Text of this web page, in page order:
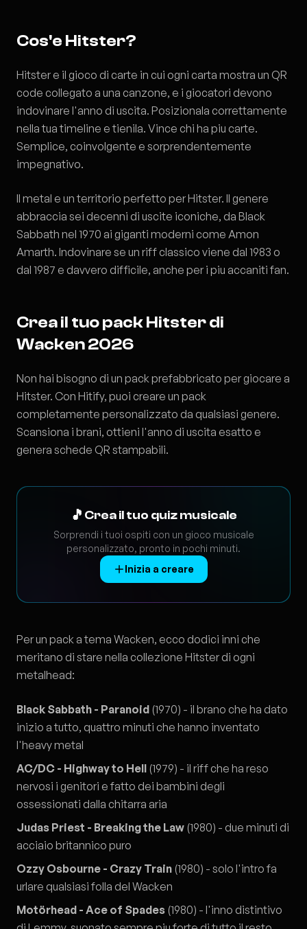
Cos'e Hitster?
Hitster e il gioco di carte in cui ogni carta mostra un QR
code collegato a una canzone, e i giocatori devono
indovinare l'anno di uscita. Posizionala correttamente
nella tua timeline e tienila. Vince chi ha piu carte.
Semplice, coinvolgente e sorprendentemente
impegnativo.
Il metal e un territorio perfetto per Hitster. Il genere
abbraccia sei decenni di uscite iconiche, da Black
Sabbath nel 1970 ai giganti moderni come Amon
Amarth. Indovinare se un riff classico viene dal 1983 o
dal 1987 e davvero difficile, anche per i piu accaniti fan.
Crea il tuo pack Hitster di
Wacken 2026
Non hai bisogno di un pack prefabbricato per giocare a
Hitster. Con Hitify, puoi creare un pack
completamente personalizzato da qualsiasi genere.
Scansiona i brani, ottieni l'anno di uscita esatto e
genera schede QR stampabili.
🎵 Crea il tuo quiz musicale
Sorprendi i tuoi ospiti con un gioco musicale
personalizzato, pronto in pochi minuti.
Inizia a creare
Per un pack a tema Wacken, ecco dodici inni che
meritano di stare nella collezione Hitster di ogni
metalhead:
Black Sabbath - Paranoid (1970) - il brano che ha dato
inizio a tutto, quattro minuti che hanno inventato
l'heavy metal
AC/DC - Highway to Hell (1979) - il riff che ha reso
nervosi i genitori e fatto dei bambini degli
ossessionati dalla chitarra aria
Judas Priest - Breaking the Law (1980) - due minuti di
acciaio britannico puro
Ozzy Osbourne - Crazy Train (1980) - solo l'intro fa
urlare qualsiasi folla del Wacken
Motörhead - Ace of Spades (1980) - l'inno distintivo